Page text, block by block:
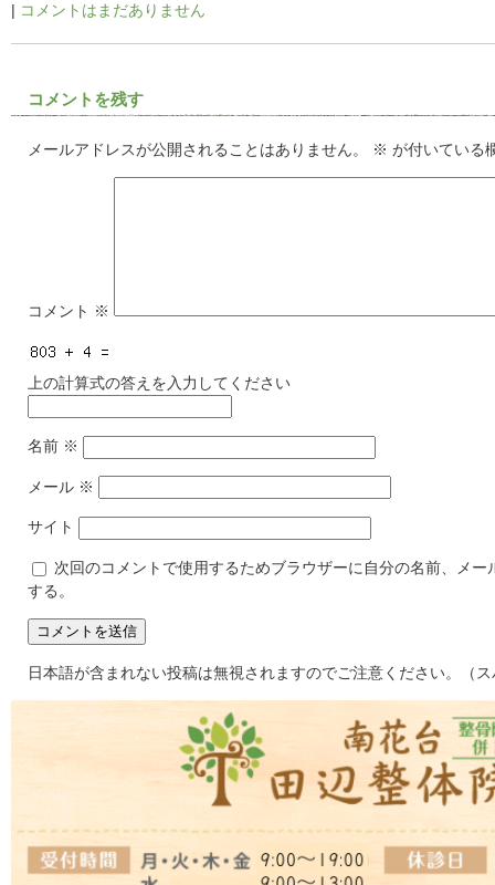
| コメントはまだありません
コメントを残す
メールアドレスが公開されることはありません。 ※ が付いている
コメント ※
上の計算式の答えを入力してください
名前 ※
メール ※
サイト
次回のコメントで使用するためブラウザーに自分の名前、メー
する。
日本語が含まれない投稿は無視されますのでご注意ください。（